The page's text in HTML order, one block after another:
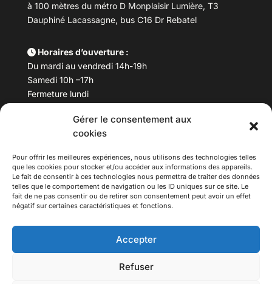
Gérer le consentement aux
cookies
Pour offrir les meilleures expériences, nous utilisons des technologies telles
que les cookies pour stocker et/ou accéder aux informations des appareils.
Le fait de consentir à ces technologies nous permettra de traiter des données
telles que le comportement de navigation ou les ID uniques sur ce site. Le
fait de ne pas consentir ou de retirer son consentement peut avoir un effet
négatif sur certaines caractéristiques et fonctions.
Accepter
Refuser
à 100 mètres du métro D Monplaisir Lumière, T3
Dauphiné Lacassagne, bus C16 Dr Rebatel
Horaires d’ouverture :
Du mardi au vendredi 14h-19h
Samedi 10h –17h
Fermeture lundi
Téléphone : 04 78 53 06 40
maisondesculturesasiatiques@asiexpo.com